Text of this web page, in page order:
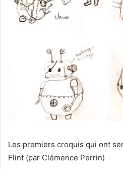
Les premiers croquis qui ont
Flint (par Clémence Perrin)